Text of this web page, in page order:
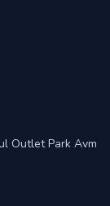
Outlet Park Avm